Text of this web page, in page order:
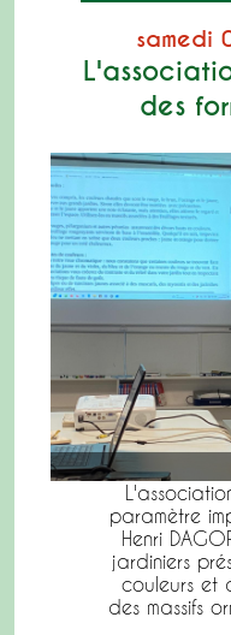
samedi
des
paramètre
Henri
jardiniers
couleurs et
des massifs